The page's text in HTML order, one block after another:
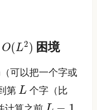
O(L2) 困境
（可以把一个字或
第 L 个字（比